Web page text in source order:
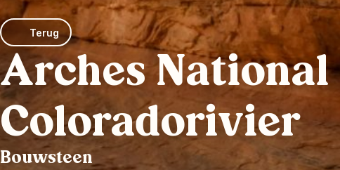
Terug
Arches
Coloradorivier
Bouwsteen